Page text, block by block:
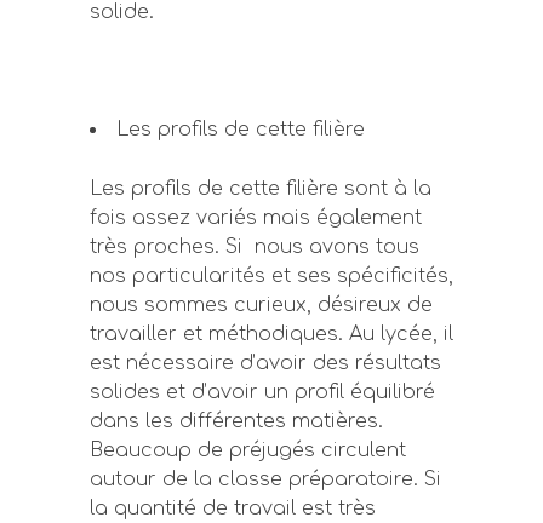
solide.
Les profils de cette filière
Les profils de cette filière sont à la
fois assez variés mais également
très proches. Si
nous avons tous
nos particularités et ses spécificités,
nous sommes curieux, désireux de
travailler et méthodiques. Au lycée, il
est nécessaire d’avoir des résultats
solides et d’avoir un profil équilibré
dans les différentes matières.
Beaucoup de préjugés circulent
autour de la classe préparatoire. Si
la quantité de travail est très